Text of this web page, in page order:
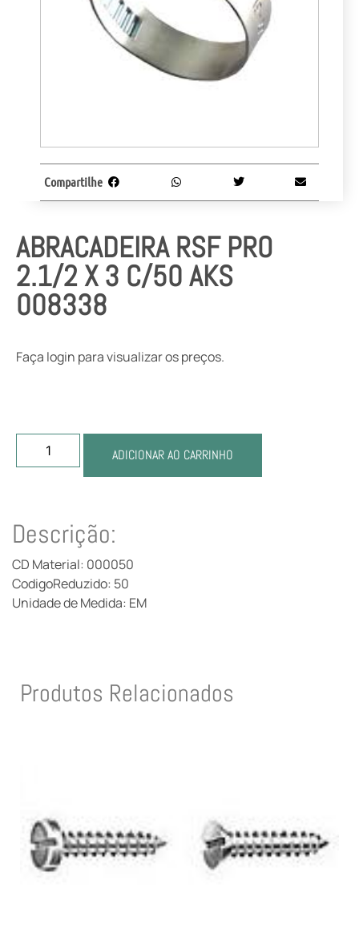
ABRACADEIRA RSF PRO
2.1/2 X 3 C/50 AKS
008338
Faça login para visualizar os preços.
ADICIONAR AO CARRINHO
Compartilhe
Descrição:
CD Material: 000050
CodigoReduzido: 50
Unidade de Medida: EM
Produtos Relacionados